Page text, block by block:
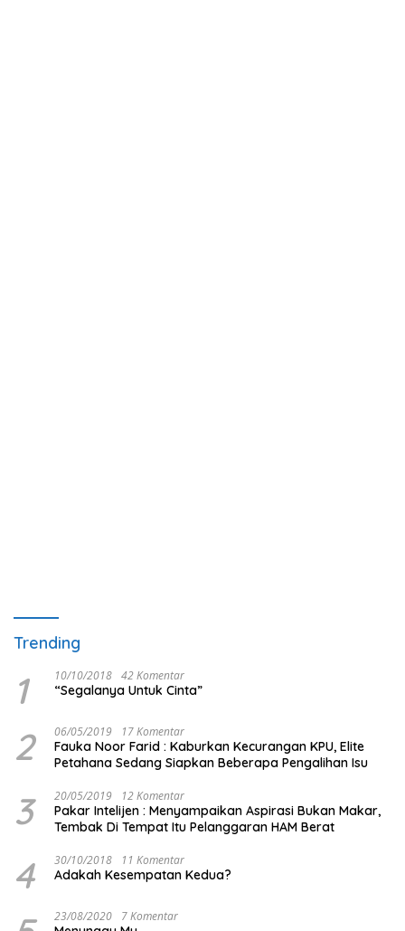
Trending
1 10/10/2018 42 Komentar
“Segalanya Untuk Cinta”
2 06/05/2019 17 Komentar
Fauka Noor Farid : Kaburkan Kecurangan KPU, Elite
Petahana Sedang Siapkan Beberapa Pengalihan Isu
3 20/05/2019 12 Komentar
Pakar Intelijen : Menyampaikan Aspirasi Bukan Makar,
Tembak Di Tempat Itu Pelanggaran HAM Berat
4 30/10/2018 11 Komentar
Adakah Kesempatan Kedua?
23/08/2020 7 Komentar